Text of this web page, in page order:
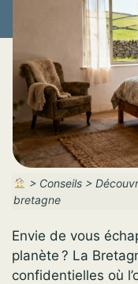
> Conseils>
bretagne
Envie de vous
planète ? La
confidentielles où